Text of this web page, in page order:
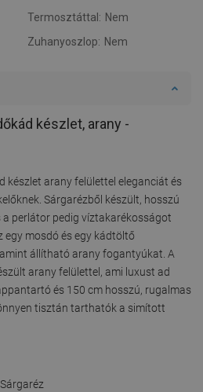
Termosztáttal: Nem
Zuhanyoszlop: Nem
készlet, arany -
készlet arany felülettel eleganciát és
Sárgarézből készült, hosszú
perlátor pedig víztakarékosságot
mosdó és egy kádtöltő
állítható arany fogantyúkat. A
arany felülettel, ami luxust ad
és 150 cm hosszú, rugalmas
tisztán tarthatók a simított